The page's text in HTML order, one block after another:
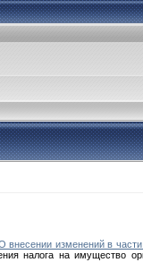
внесении изменений в
налога на имущество